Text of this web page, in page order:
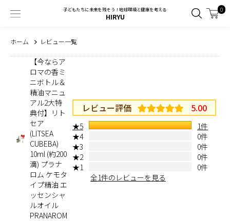
子どもたちに未来を残そう！地球環境と健康を考える
HIRYU
0
ホーム レビュー一覧
【今ならア
ロマの香ミ
ニボトル＆
精油マニュ
アル2大特
典付】リト
セア
(LITSEA
CUBEBA)
10ml (約200
滴) プラナ
ロム ケモタ
イプ精油 エ
ッセンシャ
ルオイル
PRANAROM
レビュー評価 5.00
★5
1件
★4
0件
★3
0件
★2
0件
★1
0件
全1件のレビューを見る